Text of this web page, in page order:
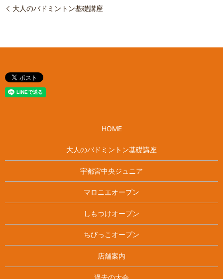
大人のバドミントン基礎講座
HOME
大人のバドミントン基礎講座
宇都宮中央ジュニア
マロニエオープン
しもつけオープン
ちびっこオープン
店舗案内
過去の大会